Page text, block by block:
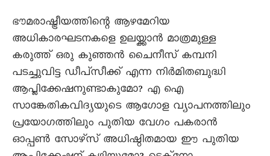
ഭൗമരാഷ്ട്രീയത്തിന്റെ ആഴമേറിയ
അധികാരഘടനകളെ ഉലയ്ക്കാൻ മാത്രമുള്ള
കരുത്ത് ഒരു കുഞ്ഞൻ ചൈനീസ് കമ്പനി
പടച്ചുവിട്ട ഡീപ്‌സീക്ക് എന്ന നിർമിതബുദ്ധി
ആപ്ലിക്കേഷനുണ്ടാകുമോ? എ ഐ
സാങ്കേതികവിദ്യയുടെ ആഗോള വ്യാപനത്തിലും
പ്രയോഗത്തിലും പുതിയ വേഗം പകരാൻ
ഓപ്പൺ സോഴ്സ് അധിഷ്ഠിതമായ ഈ പുതിയ